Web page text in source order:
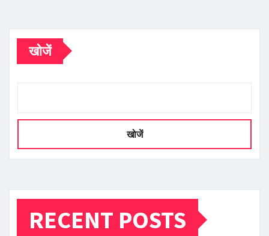
खोजें
खोजें
RECENT POSTS